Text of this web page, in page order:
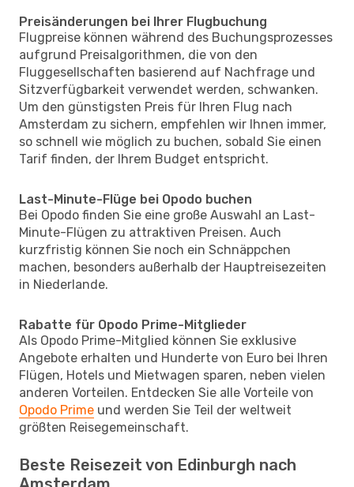
Preisänderungen bei Ihrer Flugbuchung
Flugpreise können während des Buchungsprozesses
aufgrund Preisalgorithmen, die von den
Fluggesellschaften basierend auf Nachfrage und
Sitzverfügbarkeit verwendet werden, schwanken.
Um den günstigsten Preis für Ihren Flug nach
Amsterdam zu sichern, empfehlen wir Ihnen immer,
so schnell wie möglich zu buchen, sobald Sie einen
Tarif finden, der Ihrem Budget entspricht.
Last-Minute-Flüge bei Opodo buchen
Bei Opodo finden Sie eine große Auswahl an Last-
Minute-Flügen zu attraktiven Preisen. Auch
kurzfristig können Sie noch ein Schnäppchen
machen, besonders außerhalb der Hauptreisezeiten
in Niederlande.
Rabatte für Opodo Prime-Mitglieder
Als Opodo Prime-Mitglied können Sie exklusive
Angebote erhalten und Hunderte von Euro bei Ihren
Flügen, Hotels und Mietwagen sparen, neben vielen
anderen Vorteilen. Entdecken Sie alle Vorteile von
Opodo Prime und werden Sie Teil der weltweit
größten Reisegemeinschaft.
Beste Reisezeit von Edinburgh nach